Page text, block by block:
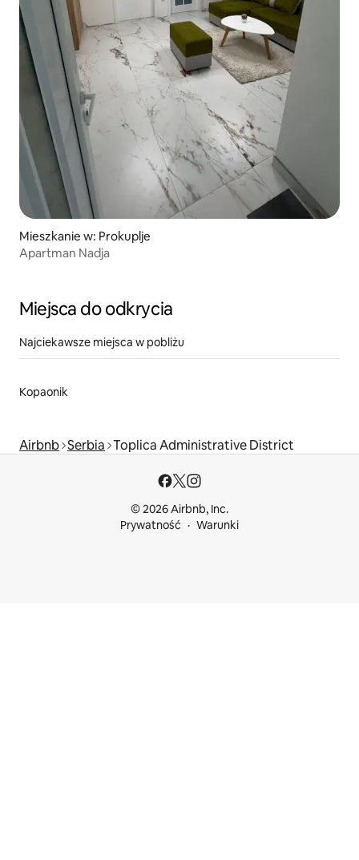
Mieszkanie w: Prokuplje
Apartman Nadja
Miejsca do odkrycia
Najciekawsze miejsca w pobliżu
Kopaonik
Airbnb Serbia Toplica Administrative District
© 2026 Airbnb, Inc.
Prywatność
Warunki